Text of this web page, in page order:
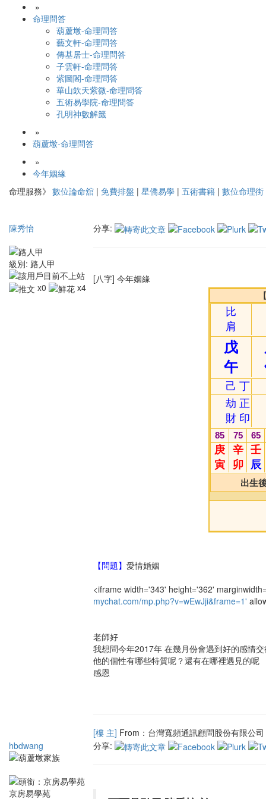
»
命理問答
葫蘆墩-命理問答
藝文軒-命理問答
傳基居士-命理問答
子雲軒-命理問答
紫圖閣-命理問答
華山欽天紫微-命理問答
五術易學院-命理問答
孔明神數解籤
»
葫蘆墩-命理問答
»
今年姻緣
命理服務》 數位論命舘 | 免費排盤 | 星僑易學 | 五術書籍 | 數位命理街
陳秀怡
級別: 路人甲
x0
x4
分享:
[八字] 今年姻緣
比
肩
戊
午
丁
己
正
印
劫
財
65
75
85
壬
辰
辛
卯
庚
寅
出生
【問題】 愛情婚姻
<iframe width='343' height='362'
mychat.com/mp.php?v=wEwJji&frame=1'
老師好
我想問今年2017年 在幾月份會遇到好的感情
他的個性有哪些特質呢？還有在哪裡遇見的呢
感恩
[樓 主] From：台灣寬頻通訊顧問股份有限公
hbdwang
京房易學苑
分享: